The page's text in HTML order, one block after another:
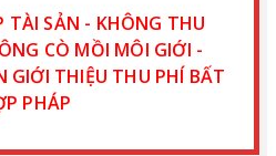
TÀI SẢN - KHÔNG THU
CÒ MỒI MÔI GIỚI -
GIỚI THIỆU THU PHÍ BẤT
PHÁP